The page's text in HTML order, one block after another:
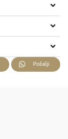
Pošalji